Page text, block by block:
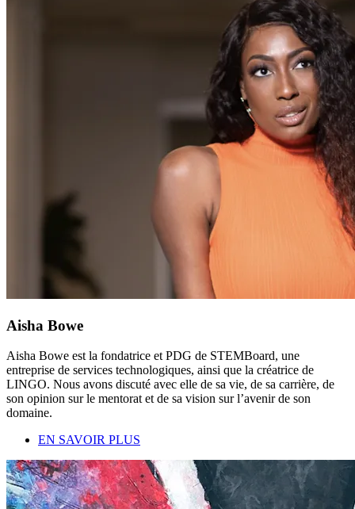
Aisha Bowe
Aisha Bowe est la fondatrice et PDG de STEMBoard, une
entreprise de services technologiques, ainsi que la créatrice de
LINGO. Nous avons discuté avec elle de sa vie, de sa carrière, de
son opinion sur le mentorat et de sa vision sur l’avenir de son
domaine.
EN SAVOIR PLUS